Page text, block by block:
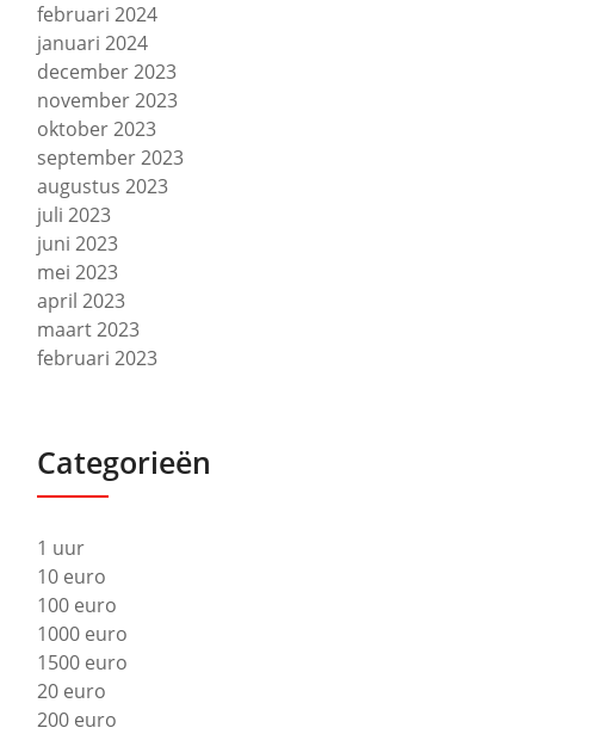
februari 2024
januari 2024
december 2023
november 2023
oktober 2023
september 2023
augustus 2023
juli 2023
juni 2023
mei 2023
april 2023
maart 2023
februari 2023
Categorieën
1 uur
10 euro
100 euro
1000 euro
1500 euro
20 euro
200 euro